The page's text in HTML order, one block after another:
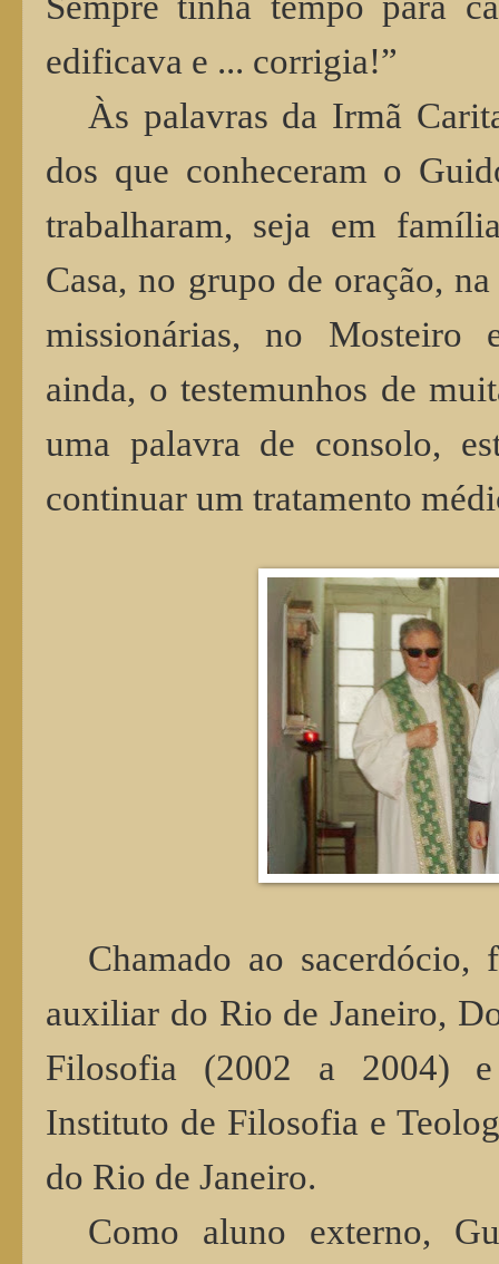
edificava e ... corrigia!”
Às palavras da Irmã
dos que conheceram o
trabalharam, seja em
Casa, no grupo de oração,
missionárias, no Mosteiro
ainda, o testemunhos de
uma palavra de consolo,
continuar um tratamento
Chamado ao
auxiliar do Rio de Janeiro,
Filosofia (2002 a 2004)
Instituto de Filosofia e
do Rio de Janeiro.
Como aluno externo,